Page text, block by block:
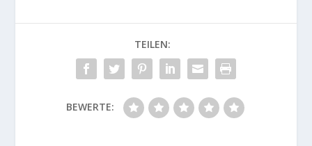
TEILEN:
BEWERTE: